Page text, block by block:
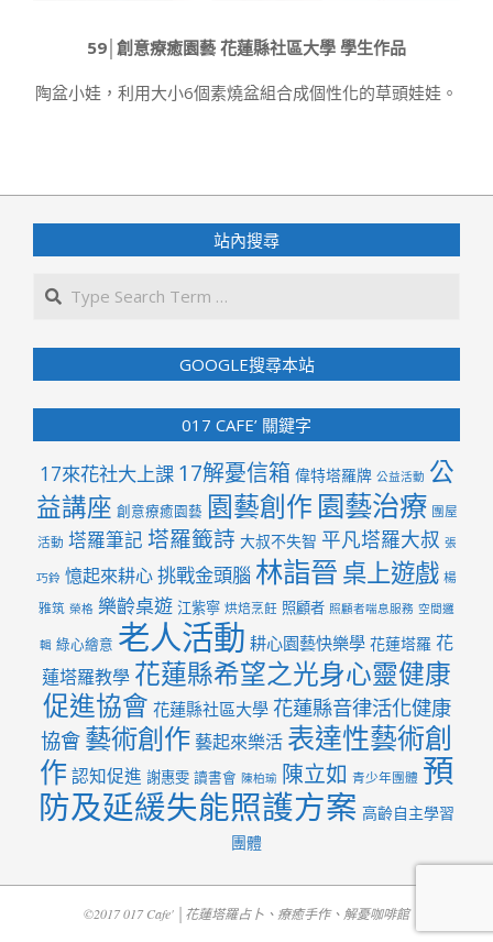
59│創意療癒園藝 花蓮縣社區大學 學生作品
陶盆小娃，利用大小6個素燒盆組合成個性化的草頭娃娃。
09-
05
站內搜尋
GOOGLE搜尋本站
017 CAFE’ 關鍵字
17來花社大上課 17解憂信箱 偉特塔羅牌 公益活動 公
益講座 創意療癒園藝 園藝創作 園藝治療 團屋
活動 塔羅筆記 塔羅籤詩 大叔不失智 平凡塔羅大叔 張
巧鈴 憶起來耕心挑戰金頭腦 林詣晉桌上遊戲 楊
雅筑 榮格 樂齡桌遊 江紫寧 烘焙烹飪 照顧者 照顧者喘息服務 空間邏
輯 綠心繪意 老人活動 耕心園藝快樂學 花蓮塔羅 花
蓮塔羅教學 花蓮縣希望之光身心靈健康
促進協會 花蓮縣社區大學 花蓮縣音律活化健康
協會 藝術創作藝起來樂活 表達性藝術創
作 認知促進 謝惠雯 讀書會 陳柏瑜 陳立如 青少年團體 預
防及延緩失能照護方案 高齡自主學習
團體
©2017 017 Cafe' │花蓮塔羅占卜、療癒手作、解憂咖啡館